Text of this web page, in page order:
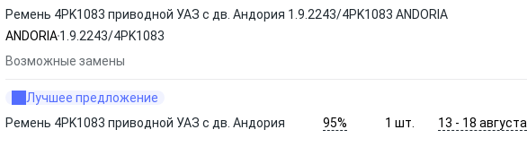
Ремень 4PK1083 приводной УАЗ с дв. Андория 1.9.2243/4PK1083 ANDORIA
ANDORIA1.9.2243/4PK1083
Возможные замены
Лучшее предложение
Ремень 4PK1083 приводной УАЗ с дв. Андория
95% 1 шт. 13 - 18 августа